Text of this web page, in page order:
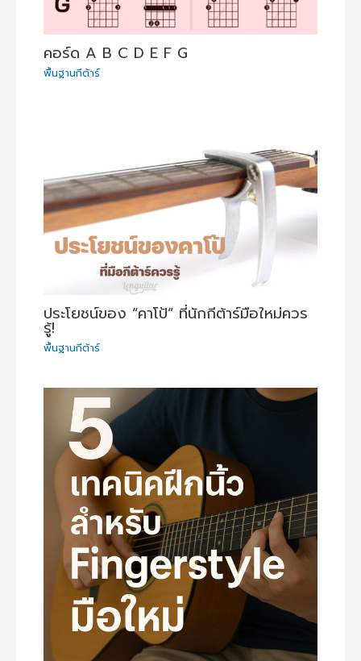
คอร์ด A B C D E F G
พื้นฐานกีต้าร์
ประโยชน์ของ “คาโป้” ที่นักกีต้าร์มือใหม่ควร
รู้!
พื้นฐานกีต้าร์